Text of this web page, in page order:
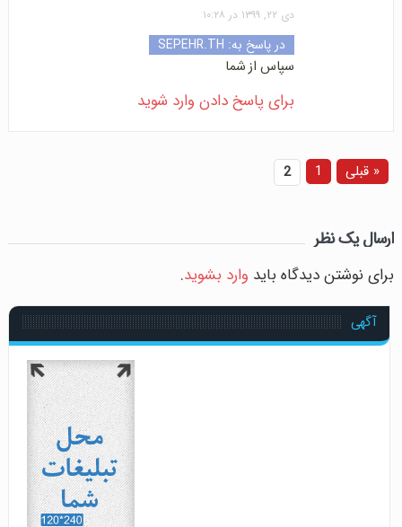
دی ۲۲, ۱۳۹۹ در ۱۰:۲۸
در پاسخ به: SEPEHR.TH
سپاس از شما
برای پاسخ دادن وارد شوید
« قبلی 1
2
ارسال یک نظر
برای نوشتن دیدگاه باید وارد بشوید.
آگهی